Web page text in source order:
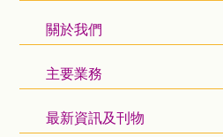
關於我們
主要業務
最新資訊及刊物